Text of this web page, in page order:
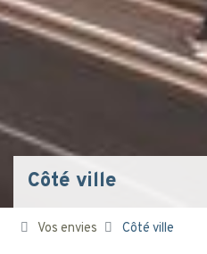
Côté ville
Vos envies Côté ville